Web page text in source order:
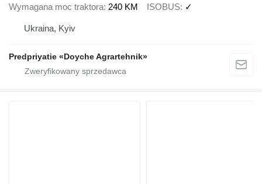
Wymagana moc traktora 240 KM ISOBUS ✓
Ukraina, Kyiv
Predpriyatie «Doyche Agrartehnik»